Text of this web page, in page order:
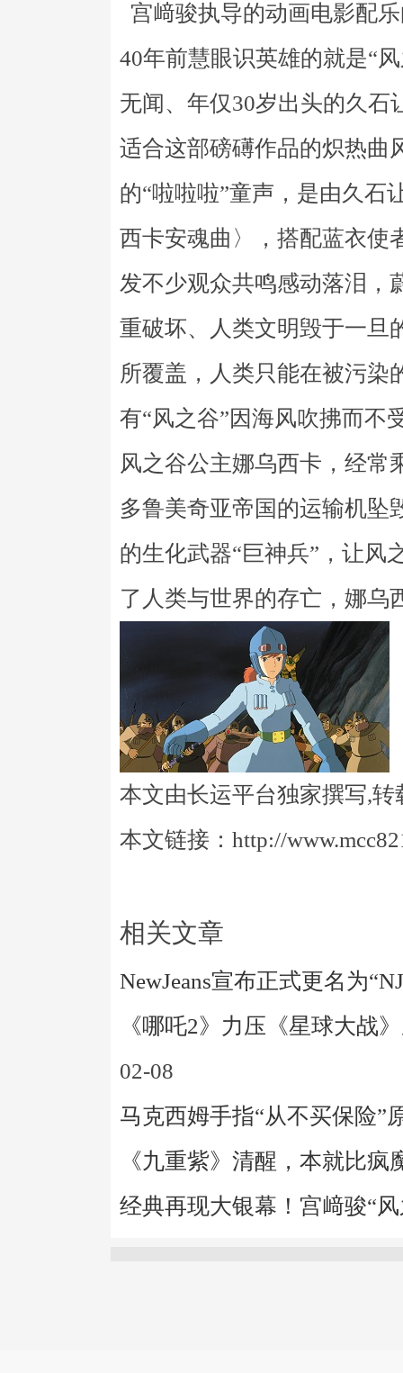
宫﨑骏执导的动画电影配
40年前慧眼识英雄的就是“
无闻、年仅30岁出头的久石
适合这部磅礡作品的炽热曲
的“啦啦啦”童声，是由久石
西卡安魂曲〉，搭配蓝衣使
发不少观众共鸣感动落泪，
重破坏、人类文明毁于一旦
所覆盖，人类只能在被污染
有“风之谷”因海风吹拂而不
风之谷公主娜乌西卡，经常
多鲁美奇亚帝国的运输机坠
的生化武器“巨神兵”，让风
了人类与世界的存亡，娜乌
本文由长运平台独家撰写,转
本文链接：http://
相关文章
NewJeans宣布正式更名为
《哪吒2》力压《星球大战
02-08
马克西姆手指“从不买保险”
《九重紫》清醒，本就比
经典再现大银幕！宫﨑骏“